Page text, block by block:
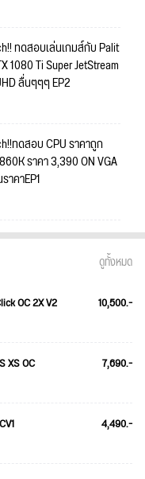
ทดสอบเล่นเกมส์กับ Palit
1080 Ti Super JetStream
ลื่นๆๆๆ EP2
ทดสอบ CPU ราคาถูก
ราคา 3,390 ON VGA
าคาEP1
ดูทั้งหมด
OC 2X V2 10,500.-
XS OC 7,690.-
4,490.-